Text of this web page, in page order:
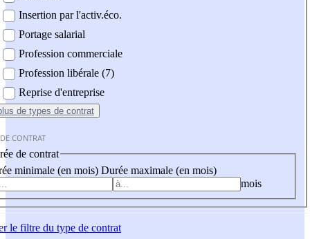
Insertion par l'activ.éco.
Portage salarial
Profession commerciale
Profession libérale (7)
Reprise d'entreprise
de types de contrat
CONTRAT
de contrat
minimale (en mois) Durée maximale (en mois)
mois
le filtre du type de contrat